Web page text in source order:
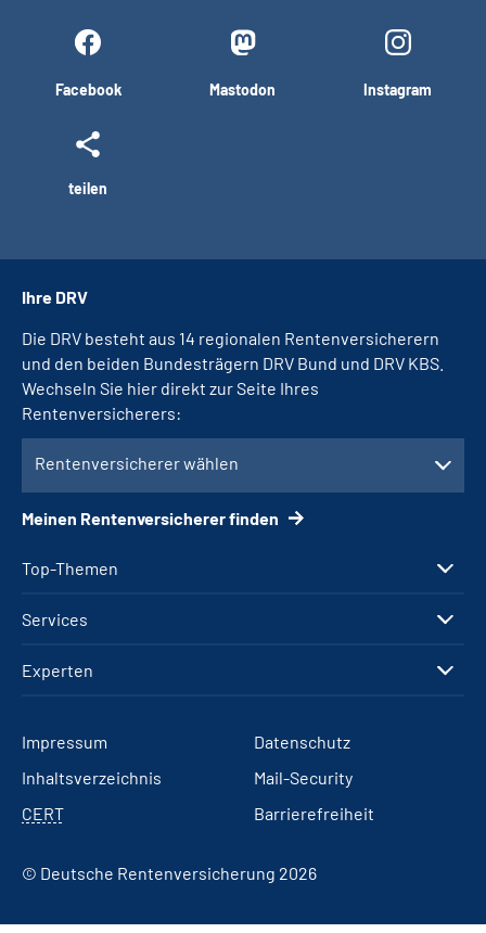
Facebook Mastodon Instagram
teilen
Top-Themen
Services
Experten
Ihre DRV
Die DRV besteht aus 14 regionalen Rentenversicherern
und den beiden Bundesträgern DRV Bund und DRV KBS.
Wechseln Sie hier direkt zur Seite Ihres
Rentenversicherers:
Rentenversicherer wählen
Meinen Rentenversicherer finden
Impressum
Datenschutz
Inhaltsverzeichnis
Mail-Security
CERT
Barrierefreiheit
© Deutsche Rentenversicherung 2026